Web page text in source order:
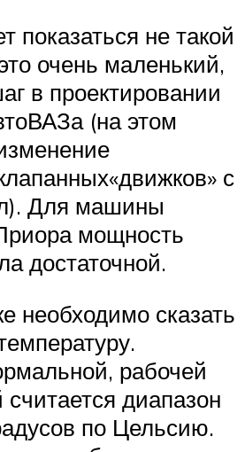
показаться не такой
очень маленький,
в проектировании
(на этом
с
Для машины
мощность
достаточной.
необходимо сказать
рабочей
диапазон
по Цельсию.